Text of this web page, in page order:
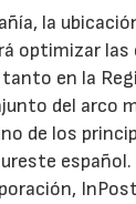
la
optimizar las
en la
del arco
de los
español.